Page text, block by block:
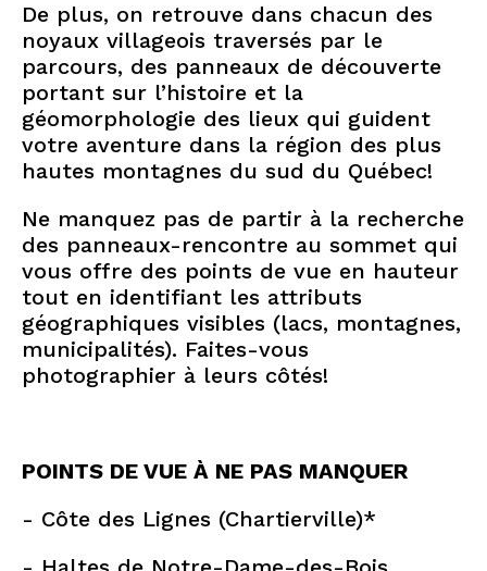
De plus, on retrouve dans chacun des
noyaux villageois traversés par le
parcours, des panneaux de découverte
portant sur l’histoire et la
géomorphologie des lieux qui guident
votre aventure dans la région des plus
hautes montagnes du sud du Québec!
Ne manquez pas de partir à la recherche
des panneaux-rencontre au sommet qui
vous offre des points de vue en hauteur
tout en identifiant les attributs
géographiques visibles (lacs, montagnes,
municipalités). Faites-vous
photographier à leurs côtés!
POINTS DE VUE À NE PAS MANQUER
- Côte des Lignes (Chartierville)*